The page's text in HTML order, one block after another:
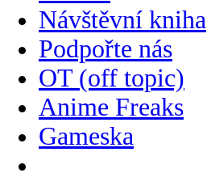
Návštěvní kniha
Podpořte nás
OT (off topic)
Anime Freaks
Gameska